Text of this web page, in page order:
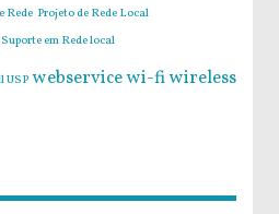
Rede Projeto de Rede Local
Suporte em Rede local
USP webservicewi-fiwireless